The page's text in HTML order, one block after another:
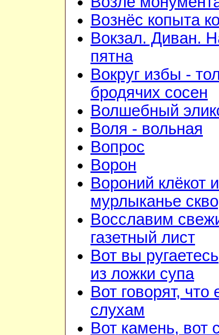
Вознёс копыта
Вокзал. Диван.
пятна
Вокруг избы -
бродячих сосен
Волшебный
Воля - вольная
Вопрос
Ворон
Вороний клёкот и
мурлыканье
Восславим
газетный лист
Вот вы
из ложки супа
Вот говорят, что
слухам
Вот камень, вот